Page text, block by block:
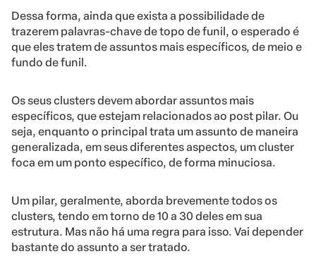
Dessa forma, ainda que exista a possibilidade de
trazerem palavras-chave de topo de funil, o esperado é
que eles tratem de assuntos mais específicos, de meio e
fundo de funil.
Os seus clusters devem abordar assuntos mais
específicos, que estejam relacionados ao post pilar. Ou
seja, enquanto o principal trata um assunto de maneira
generalizada, em seus diferentes aspectos, um cluster
foca em um ponto específico, de forma minuciosa.
Um pilar, geralmente, aborda brevemente todos os
clusters, tendo em torno de 10 a 30 deles em sua
estrutura. Mas não há uma regra para isso. Vai depender
bastante do assunto a ser tratado.